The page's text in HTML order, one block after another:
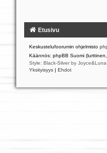
Etusivu
Keskustelufoorumin ohjelmisto
Käännös: phpBB Suomi
Style: Black-Silver by Joyce&Luna
Yksityisyys | Ehdot